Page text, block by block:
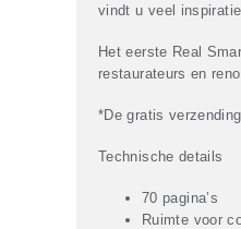
vindt u veel
Het eerste Real
restaurateurs en
*De gratis
Technische details
70 pagina’s
Ruimte voor